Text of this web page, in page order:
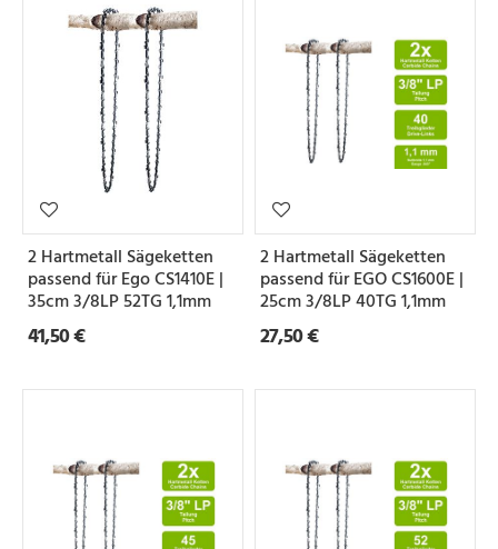
2 Hartmetall Sägeketten
passend für Ego CS1410E |
35cm 3/8LP 52TG 1,1mm
41,50 €
2 Hartmetall Sägeketten
passend für EGO CS1600E |
25cm 3/8LP 40TG 1,1mm
27,50 €